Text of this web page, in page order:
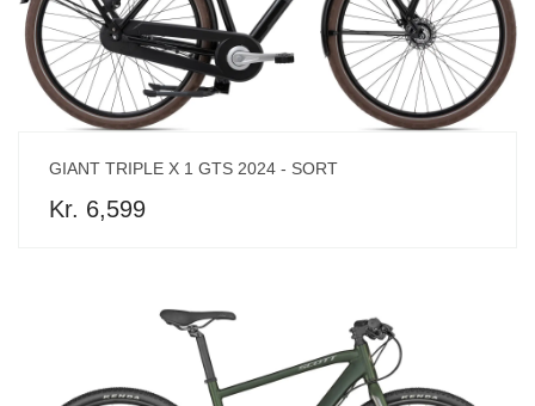
GIANT TRIPLE X 1 GTS 2024 - SORT
Kr. 6,599